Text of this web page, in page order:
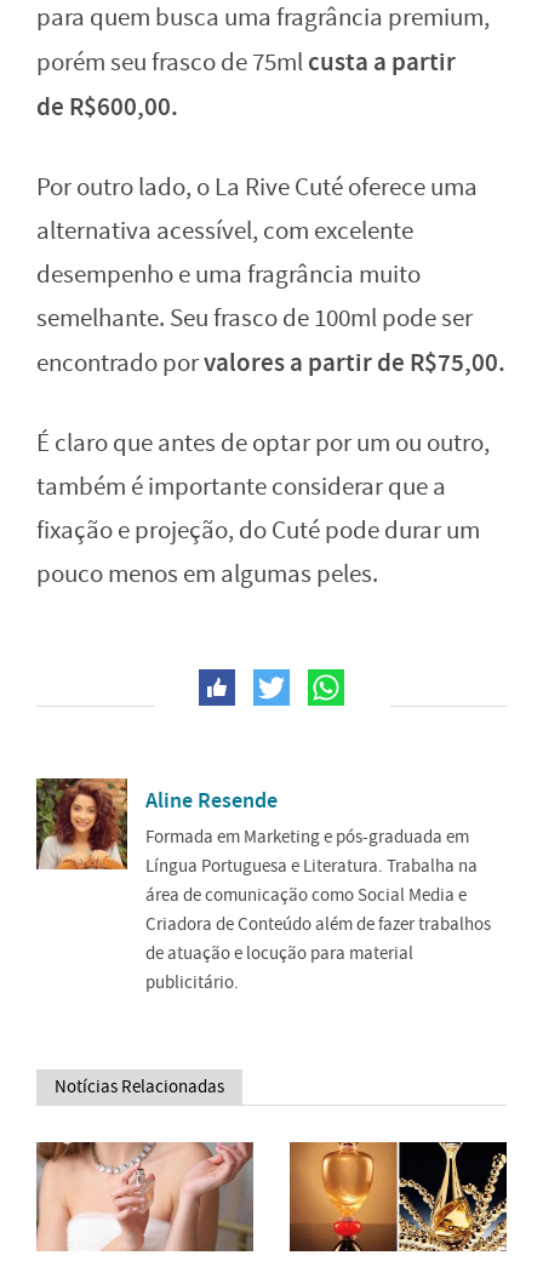
para quem busca uma fragrância premium,
porém seu frasco de 75mlcusta a partir
de R$600,00.
Por outro lado, o La Rive Cuté oferece uma
alternativa acessível, com excelente
desempenho e uma fragrância muito
semelhante. Seu frasco de 100ml pode ser
encontrado porvalores a partir de R$75,00.
É claro que antes de optar por um ou outro,
também é importante considerar que a
fixação e projeção, do Cuté pode durar um
pouco menos em algumas peles.
Aline Resende
Formada em Marketing e pós-graduada em
Língua Portuguesa e Literatura. Trabalha na
área de comunicação como Social Media e
Criadora de Conteúdo além de fazer trabalhos
de atuação e locução para material
publicitário.
Notícias Relacionadas